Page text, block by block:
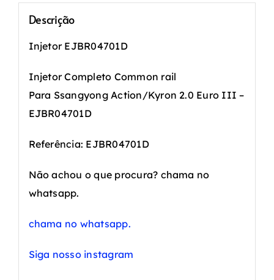
Descrição
Injetor EJBR04701D
Injetor Completo Common rail
Para Ssangyong Action/Kyron 2.0 Euro III –
EJBR04701D
Referência: EJBR04701D
Não achou o que procura? chama no
whatsapp.
chama no whatsapp.
Siga nosso instagram